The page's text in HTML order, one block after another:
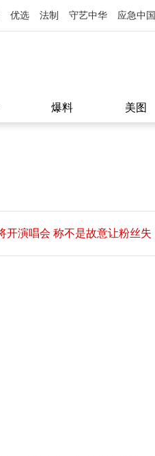
优选 法制 守艺中华 应急中国
爆料 美图
开演唱会 称不是故意让粉丝失
开演唱会 称不是故意让粉丝失